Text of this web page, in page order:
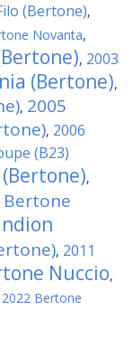
(Bertone),
Novanta,
, 2003
(Bertone),
, 2005
, 2006
(B23)
,
Bertone
, 2011
Nuccio,
2022 Bertone